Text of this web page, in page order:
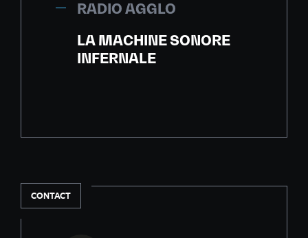
RADIO AGGLO
LA MACHINE SONORE
INFERNALE
CONTACT